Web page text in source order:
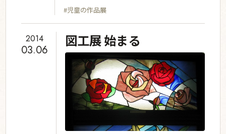
#児童の作品展
2014
03.06
図工展 始まる